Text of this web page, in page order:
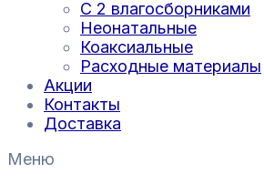
С 2 влагосборниками
Неонатальные
Коаксиальные
Расходные материалы
Акции
Контакты
Доставка
Меню